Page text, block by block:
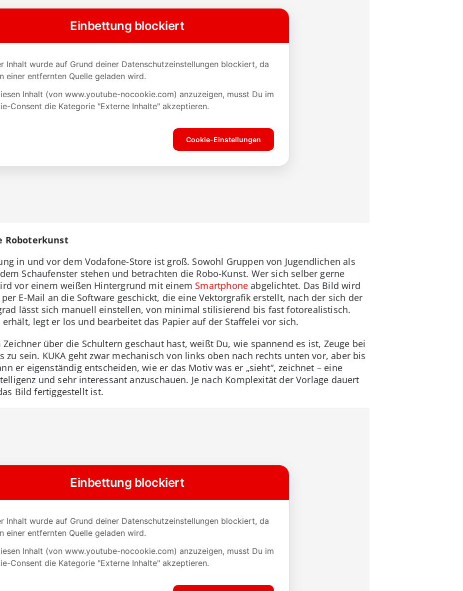
Roboterkunst
in und vor dem Vodafone-Store ist groß. Sowohl Gruppen von Jugendlichen als
Schaufenster stehen und betrachten die Robo-Kunst. Wer sich selber gerne
vor einem weißen Hintergrund mit einem Smartphone abgelichtet. Das Bild wird
E-Mail an die Software geschickt, die eine Vektorgrafik erstellt, nach der sich der
lässt sich manuell einstellen, von minimal stilisierend bis fast fotorealistisch.
legt er los und bearbeitet das Papier auf der Staffelei vor sich.
über die Schultern geschaut hast, weißt Du, wie spannend es ist, Zeuge bei
zu sein. KUKA geht zwar mechanisch von links oben nach rechts unten vor, aber bis
er eigenständig entscheiden, wie er das Motiv was er „sieht“, zeichnet – eine
und sehr interessant anzuschauen. Je nach Komplexität der Vorlage dauert
Bild fertiggestellt ist.